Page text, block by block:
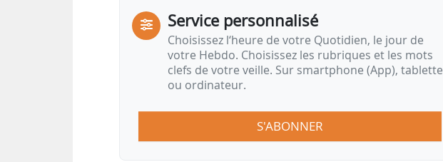
Service personnalisé
Choisissez l‘heure de votre Quotidien, le jour de
votre Hebdo. Choisissez les rubriques et les mots
clefs de votre veille. Sur smartphone (App), tablette
ou ordinateur.
S'ABONNER